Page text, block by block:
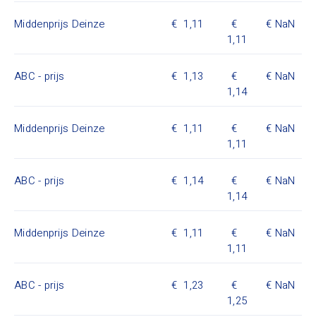
Middenprijs Deinze
1,11
1,11
NaN
ABC - prijs
1,13
1,14
NaN
Middenprijs Deinze
1,11
1,11
NaN
ABC - prijs
1,14
1,14
NaN
Middenprijs Deinze
1,11
1,11
NaN
ABC - prijs
1,23
1,25
NaN